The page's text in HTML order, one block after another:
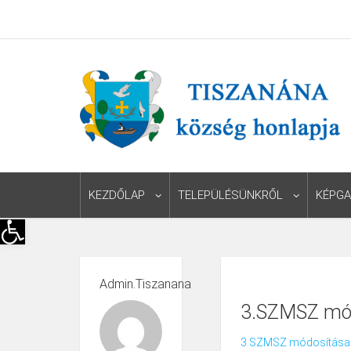
Eszköztár megnyitása
KEZDŐLAP TELEPÜLÉSÜNKRŐL
Admin.tiszanana
3.SZMSZ
3.SZMSZ módosítása